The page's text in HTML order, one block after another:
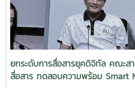
ยกระดับการสื่อสารยุคดิจิทัล คณะสา
สื่อสาร ทดสอบความพร้อม Smart